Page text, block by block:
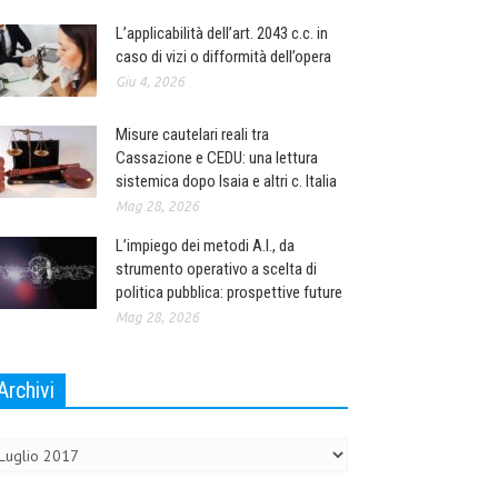
L’applicabilità dell’art. 2043 c.c. in
caso di vizi o difformità dell’opera
Giu 4, 2026
Misure cautelari reali tra
Cassazione e CEDU: una lettura
sistemica dopo Isaia e altri c. Italia
Mag 28, 2026
L’impiego dei metodi A.I., da
strumento operativo a scelta di
politica pubblica: prospettive future
Mag 28, 2026